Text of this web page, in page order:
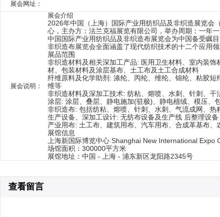
展会网址：
展会说明：
展会介绍
2026年中国（上海）国际产业用纺织品及非织造展览
心，主办方：法兰克福展览有限公司，举办周期：一年
中国国际产业用纺织品及非织造布展览会为中国备受瞩
非织造布展览会全面涵盖了现代纺织技术的十二个应用
展品范围
非织造材料及相关深加工产品: 医用卫生材料、室内装
材、包装材料及涂层基布、土工布及土工合成材料
纤维原料及化学助剂: 涤纶、丙纶、维纶、锦纶、粘胶
维等
非织造材料及深加工技术: 纺粘、熔喷、水刺、针刺、
涂层: 涂层、叠层、静电施加(驻极)、静电植绒、模压、
非织造布: 包括纺粘、熔喷、针刺、水刺、气流成网、
生产设备、深加工设计: 无纺布设备及生产线 后整理设
产业用布: 土工布、建筑用布、汽车用布、合成革基布
展馆信息
上海新国际博览中心 Shanghai New International Expo
场馆面积：300000平方米
展馆地址：中国 - 上海 - 浦东新区龙阳路2345号
查看留言